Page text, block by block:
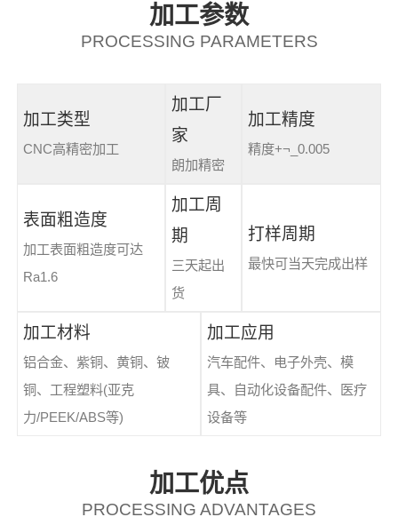
加工参数
PROCESSING PARAMETERS
加工类型
CNC高精密加工
加工厂
家
朗加精密
加工精度
精度+¬_0.005
表面粗造度
加工表面粗造度可达
Ra1.6
加工周
期
三天起出
货
打样周期
最快可当天完成出样
加工材料
铝合金、紫铜、黄铜、铍
铜、工程塑料(亚克
力/PEEK/ABS等)
加工应用
汽车配件、电子外壳、模
具、自动化设备配件、医疗
设备等
加工优点
PROCESSING ADVANTAGES